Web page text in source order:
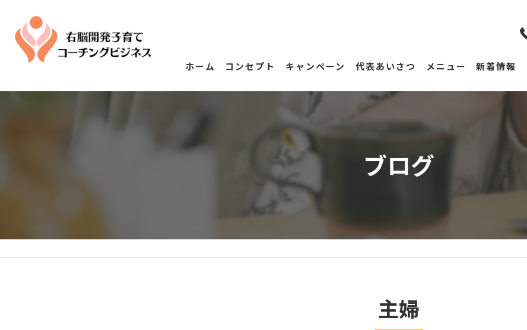
ホーム コンセプト キャンペーン 代表あいさつ メニュー 新着情報
ブログ
主婦